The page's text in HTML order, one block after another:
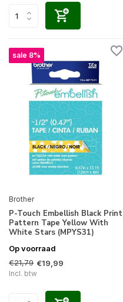
sale 8%
Brother
P-Touch Embellish Black Print
Pattern Tape Yellow With
White Stars (MPYS31)
Op voorraad
€21,79 €19,99
Incl. btw